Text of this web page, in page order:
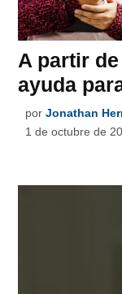
A partir
ayuda
por Jonathan
1 de octubre de